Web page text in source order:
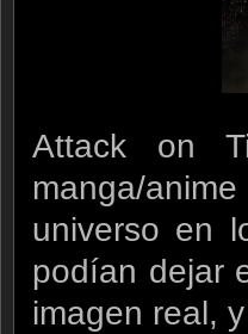
Attack on
manga/
universo en
podían dejar
imagen real,